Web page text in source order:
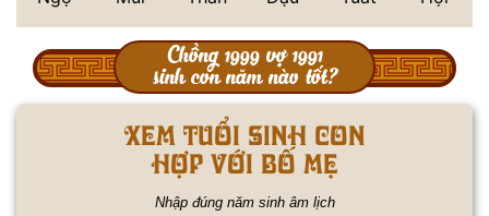
Chồng 1999 vợ 1991
sinh con năm nào tốt?
XEM TUỔI SINH CON
HỢP VỚI BỐ MẸ
Nhập đúng năm sinh âm lịch